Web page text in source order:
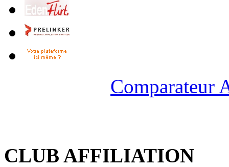
Comparateur
CLUB AFFILIATION